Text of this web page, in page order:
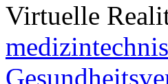
Virtuelle